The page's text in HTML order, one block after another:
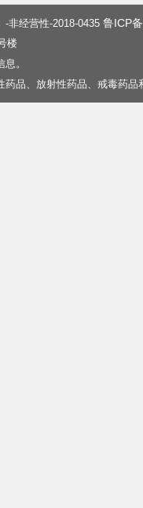
-非经营性-2018-0435 鲁ICP
楼
。
品、放射性药品、戒毒药